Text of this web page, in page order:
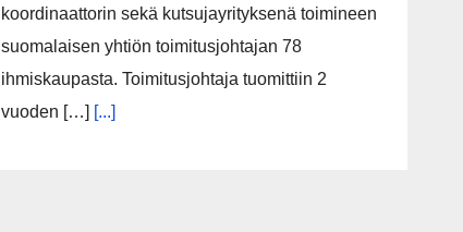
koordinaattorin sekä kutsujayrityksenä toimineen
suomalaisen yhtiön toimitusjohtajan 78
ihmiskaupasta. Toimitusjohtaja tuomittiin 2
vuoden […] [...]